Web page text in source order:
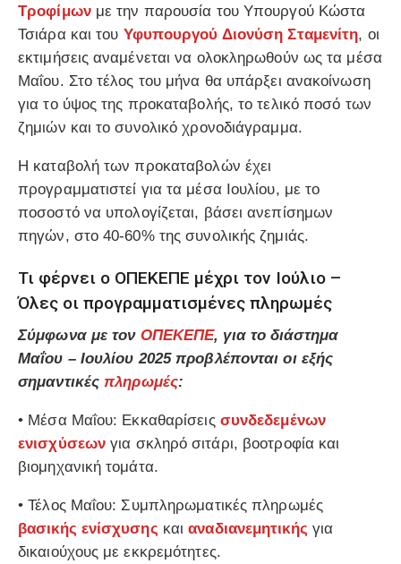
Τροφίμωνμε την παρουσία του Υπουργού Κώστα
Τσιάρα και του Υφυπουργού Διονύση Σταμενίτη, οι
εκτιμήσεις αναμένεται να ολοκληρωθούν ως τα μέσα
Μαΐου. Στο τέλος του μήνα θα υπάρξει ανακοίνωση
για το ύψος της προκαταβολής, το τελικό ποσό των
ζημιών και το συνολικό χρονοδιάγραμμα.
Η καταβολή των προκαταβολών έχει
προγραμματιστεί για τα μέσα Ιουλίου, με το
ποσοστό να υπολογίζεται, βάσει ανεπίσημων
πηγών, στο 40-60% της συνολικής ζημιάς.
Τι φέρνει ο ΟΠΕΚΕΠΕ μέχρι τον Ιούλιο –
Όλες οι προγραμματισμένες πληρωμές
Σύμφωνα με τον ΟΠΕΚΕΠΕ, για το διάστημα
Μαΐου – Ιουλίου 2025 προβλέπονται οι εξής
σημαντικέςπληρωμές:
• Μέσα Μαΐου: Εκκαθαρίσεις συνδεδεμένων
ενισχύσεων για σκληρό σιτάρι, βοοτροφία και
βιομηχανική τομάτα.
• Τέλος Μαΐου: Συμπληρωματικές πληρωμές
βασικής ενίσχυσης καιαναδιανεμητικής για
δικαιούχους με εκκρεμότητες.